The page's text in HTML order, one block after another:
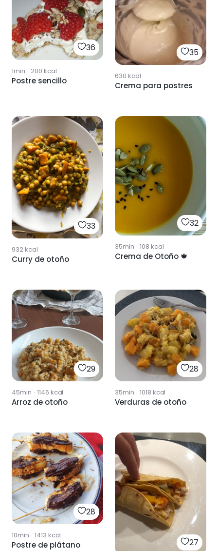
36
1min · 200 kcal
Postre sencillo
35
630 kcal
Crema para postres
33
932kcal
Curry de otoño
32
35min · 108 kcal
Crema de Otoño 🍁
29
45min · 1146 kcal
Arroz de otoño
28
35min · 1018 kcal
Verduras de otoño
28
10min · 1413 kcal
Postre de plátano 27